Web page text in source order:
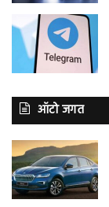
ऑटो जगत